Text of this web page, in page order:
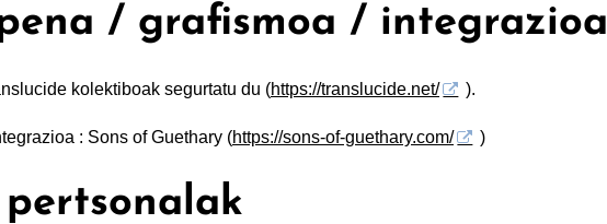
/ grafismoa / integrazioa
kolektiboak segurtatu du (https://translucide.net/ ).
: Sons of Guethary (https://sons-of-guethary.com/ )